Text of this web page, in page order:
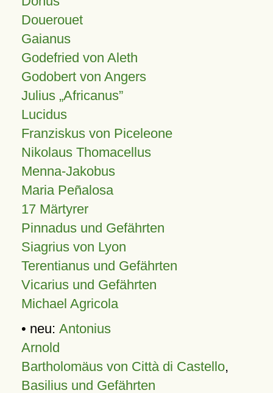
Douerouet
Gaianus
Godefried von Aleth
Godobert von Angers
Julius Africanus
Lucidus
Franziskus von Piceleone
Nikolaus Thomacellus
Menna-Jakobus
Maria Peñalosa
17 Märtyrer
Pinnadus und Gefährten
Siagrius von Lyon
Terentianus und Gefährten
Vicarius und Gefährten
Michael Agricola
• neu: Antonius
Arnold
Bartholomäus von Città di Castello,
Basilius und Gefährten